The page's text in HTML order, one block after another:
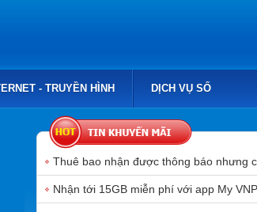
- TRUYỀN HÌNH DỊCH VỤ SỐ
Nhận tới 15GB miễn phí với app My